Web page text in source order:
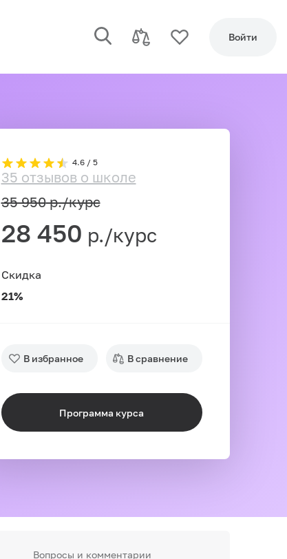
Войти
4.6 / 5
35 отзывов о школе
35 950р./курс
28 450 р./курс
Скидка
21%
В избранное В сравнение
Программа курса
Вопросы и комментарии